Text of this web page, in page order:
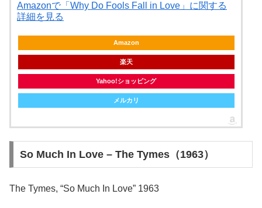
Amazonで「Why Do Fools Fall in Love」に関する
詳細を見る
Amazon
楽天
Yahoo!ショッピング
メルカリ
So Much In Love – The Tymes（1963）
The Tymes, “So Much In Love” 1963